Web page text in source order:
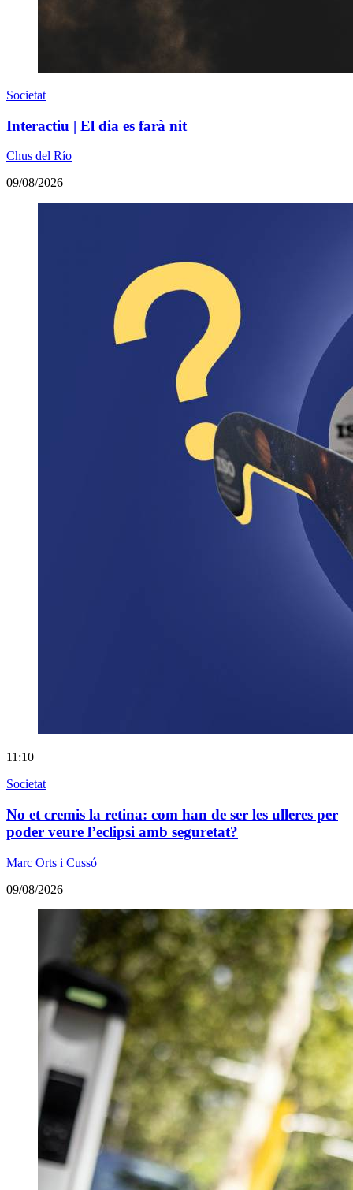
Societat
Interactiu | El dia es farà nit
Chus del Río
09/08/2026
11:10
Societat
No et cremis la retina: com han de ser les ulleres per
poder veure l’eclipsi amb seguretat?
Marc Orts i Cussó
09/08/2026